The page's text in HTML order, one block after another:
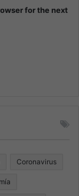
for the next
Coronavirus